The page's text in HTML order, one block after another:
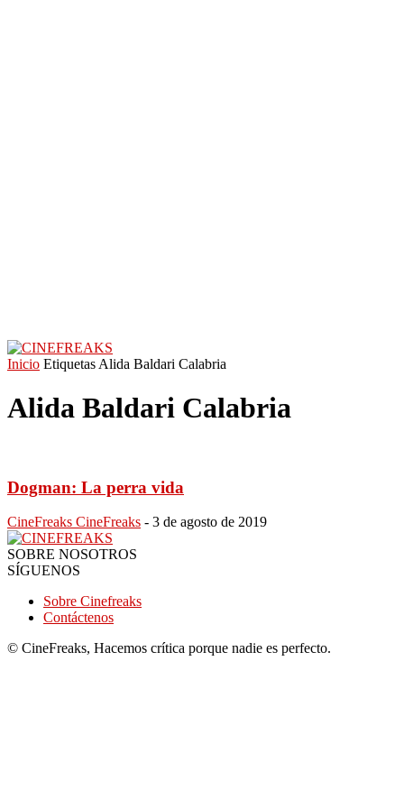
Inicio Etiquetas Alida Baldari Calabria
Alida Baldari Calabria
Dogman: La perra vida
CineFreaks CineFreaks - 3 de agosto de 2019
SOBRE NOSOTROS
SÍGUENOS
Sobre Cinefreaks
Contáctenos
© CineFreaks, Hacemos crítica porque nadie es perfecto.